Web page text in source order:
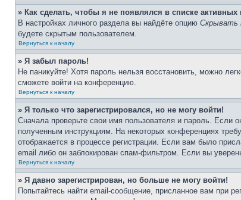
» Как сделать, чтобы я не появлялся в списке активных
В настройках личного раздела вы найдёте опцию Скрывать
будете скрытым пользователем.
Вернуться к началу
» Я забыл пароль!
Не паникуйте! Хотя пароль нельзя восстановить, можно
сможете войти на конференцию.
Вернуться к началу
» Я только что зарегистрировался, но не могу войти!
Сначала проверьте свои имя пользователя и пароль. Если
полученным инструкциям. На некоторых конференциях
отображается в процессе регистрации. Если вам было
email либо он заблокирован спам-фильтром. Если вы
Вернуться к началу
» Я давно зарегистрирован, но больше не могу войти!
Попытайтесь найти email-сообщение, присланное вам при